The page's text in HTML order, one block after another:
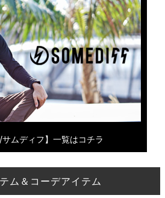
サムディフ】一覧はコチラ
ム＆コーデアイテム